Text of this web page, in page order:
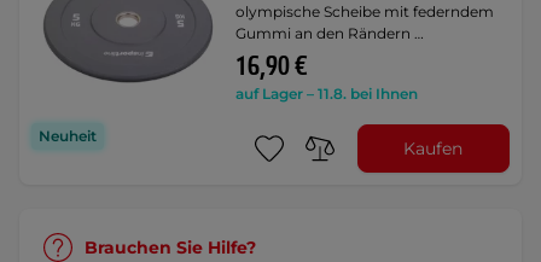
Neuheit
olympische Scheibe mit federndem
Gummi an den Rändern …
16,90 €
auf Lager – 11.8. bei Ihnen
Kaufen
Brauchen Sie Hilfe?